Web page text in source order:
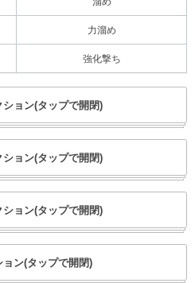
力溜め
強化撃ち
ョン(タップで開閉)
ョン(タップで開閉)
ョン(タップで開閉)
ン(タップで開閉)